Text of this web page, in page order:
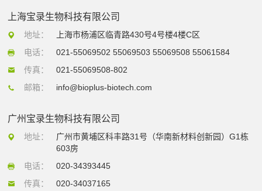
上海宝录生物科技有限公司
地址：
上海市杨浦区临青路430号4号楼4楼C区
电话：
021-55069502 55069503 55069508 55061584
传真：
021-55069508-802
邮箱：
info@bioplus-biotech.com
广州宝录生物科技有限公司
地址：
广州市黄埔区科丰路31号（华南新材料创新园）G1栋
603房
电话：
020-34393445
传真：
020-34037165